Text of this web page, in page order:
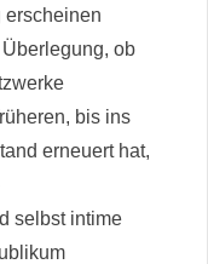
erscheinen
ob
bis ins
erneuert hat,
selbst intime